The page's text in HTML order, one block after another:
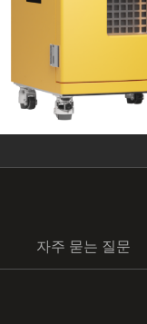
자주 묻는 질문